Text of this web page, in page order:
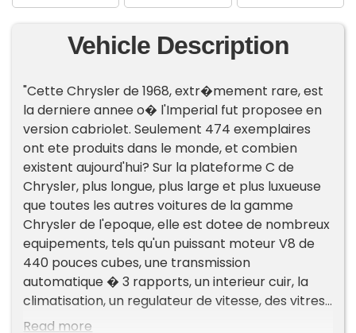
Vehicle Description
"Cette Chrysler de 1968, extr�mement rare, est
la derniere annee o� l'Imperial fut proposee en
version cabriolet. Seulement 474 exemplaires
ont ete produits dans le monde, et combien
existent aujourd'hui? Sur la plateforme C de
Chrysler, plus longue, plus large et plus luxueuse
que toutes les autres voitures de la gamme
Chrysler de l'epoque, elle est dotee de nombreux
equipements, tels qu'un puissant moteur V8 de
440 pouces cubes, une transmission
automatique � 3 rapports, un interieur cuir, la
climatisation, un regulateur de vitesse, des vitres
electriques, des freins � disque et bien plus
Read more